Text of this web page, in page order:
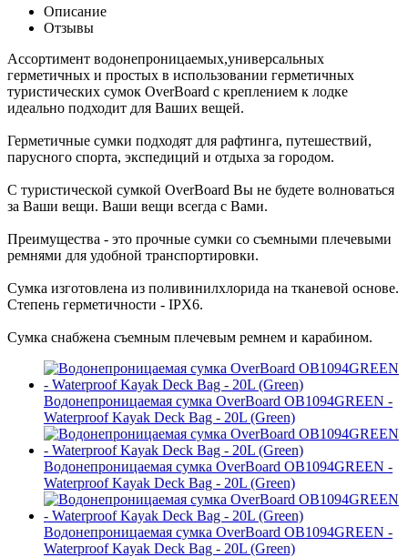
Описание
Отзывы
Ассортимент водонепроницаемых,универсальных
герметичных и простых в использовании герметичных
туристических сумок OverBoard с креплением к лодке
идеально подходит для Ваших вещей.
Герметичные сумки подходят для рафтинга, путешествий,
парусного спорта, экспедиций и отдыха за городом.
С туристической сумкой OverBoard Вы не будете волноваться
за Ваши вещи. Ваши вещи всегда с Вами.
Преимущества - это прочные сумки со съемными плечевыми
ремнями для удобной транспортировки.
Сумка изготовлена из поливинилхлорида на тканевой основе.
Степень герметичности - IPX6.
Сумка снабжена съемным плечевым ремнем и карабином.
Водонепроницаемая сумка OverBoard OB1094GREEN -
Waterproof Kayak Deck Bag - 20L (Green)
Водонепроницаемая сумка OverBoard OB1094GREEN -
Waterproof Kayak Deck Bag - 20L (Green)
Водонепроницаемая сумка OverBoard OB1094GREEN -
Waterproof Kayak Deck Bag - 20L (Green)